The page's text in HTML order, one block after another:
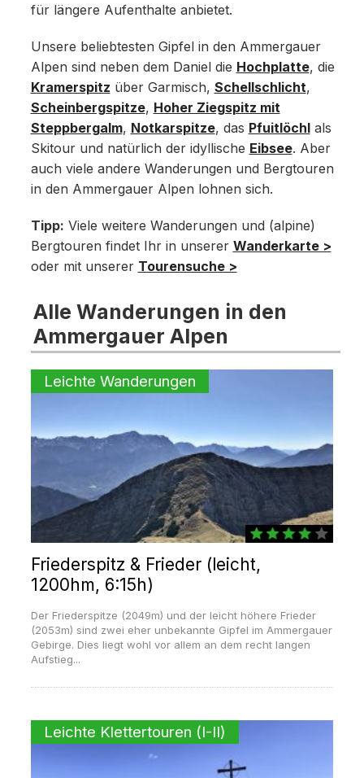
für längere Aufenthalte anbietet.
Unsere beliebtesten Gipfel in den Ammergauer
Alpen sind neben dem Daniel die Hochplatte, die
Kramerspitz über Garmisch, Schellschlicht,
Scheinbergspitze, Hoher Ziegspitz mit
Steppbergalm, Notkarspitze, das Pfuitlöchl als
Skitour und natürlich der idyllische Eibsee. Aber
auch viele andere Wanderungen und Bergtouren
in den Ammergauer Alpen lohnen sich.
Tipp: Viele weitere Wanderungen und (alpine)
Bergtouren findet Ihr in unserer Wanderkarte >
oder mit unserer Tourensuche >
Alle Wanderungen in den
Ammergauer Alpen
Leichte Wanderungen
Friederspitz & Frieder (leicht,
1200hm, 6:15h)
Der Friederspitze (2049m) und der leicht höhere Frieder
(2053m) sind zwei eher unbekannte Gipfel im Ammergauer
Gebirge. Dies liegt wohl vor allem an dem recht langen
Aufstieg...
Leichte Klettertouren (I-II)